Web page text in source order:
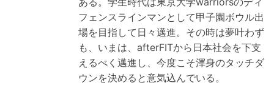
フェンスラインマンとして甲子園ボウル出
場を目指して日々邁進。その時は夢叶わず
も、いまは、afterFITから日本社会を下支
えるべく邁進し、今度こそ渾身のタッチダ
ウンを決めると意気込んでいる。